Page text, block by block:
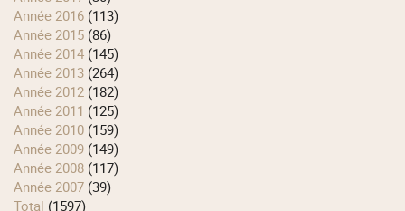
année 2016 (113)
année 2015 (86)
année 2014 (145)
année 2013 (264)
année 2012 (182)
année 2011 (125)
année 2010 (159)
année 2009 (149)
année 2008 (117)
année 2007 (39)
total (1597)